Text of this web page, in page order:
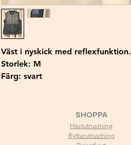
Väst i nyskick med reflexfunktion.
Storlek: M
Färg: svart
SHOPPA
Hästutrustning
Ryttarutrustning